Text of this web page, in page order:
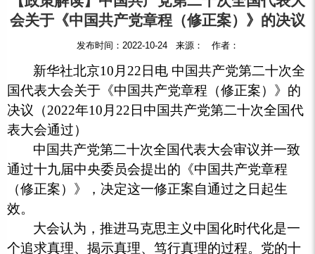
会关于《中国共产党章程（修正案）》的决议
发布时间：2022-10-24 来源： 作者：
新华社北京10月22日电 中国共产党第二十次全
国代表大会关于《中国共产党章程（修正案）》的
决议（2022年10月22日中国共产党第二十次全国代
表大会通过）
中国共产党第二十次全国代表大会审议并一致
通过十九届中央委员会提出的《中国共产党章程
（修正案）》，决定这一修正案自通过之日起生
效。
大会认为，推进马克思主义中国化时代化是一
个追求真理、揭示真理、笃行真理的过程。党的十